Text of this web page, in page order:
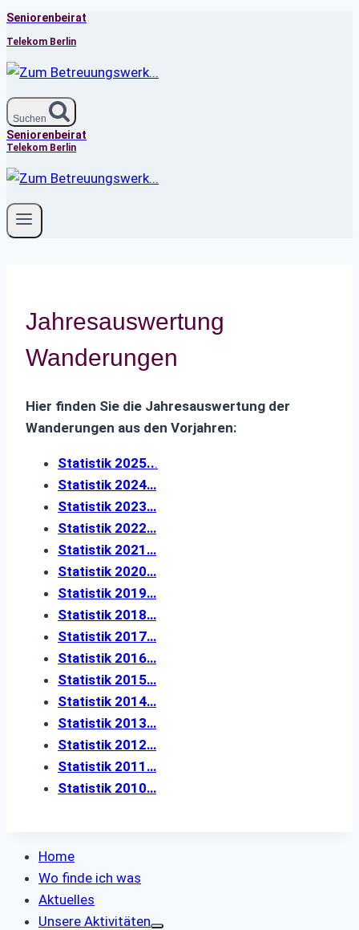
Zum
Inhalt
springen
Seniorenbeirat
Telekom Berlin
Suchen
Seniorenbeirat
Telekom Berlin
Jahresauswertung
Wanderungen
Hier finden Sie die Jahresauswertung der
Wanderungen aus den Vorjahren:
Statistik 2025...
Statistik 2024…
Statistik 2023…
Statistik 2022…
Statistik 2021…
Statistik 2020…
Statistik 2019…
Statistik 2018…
Statistik 2017…
Statistik 2016…
Statistik 2015…
Statistik 2014…
Statistik 2013…
Statistik 2012…
Statistik 2011…
Statistik 2010…
Home
Wo finde ich was
Aktuelles
Unsere Aktivitäten